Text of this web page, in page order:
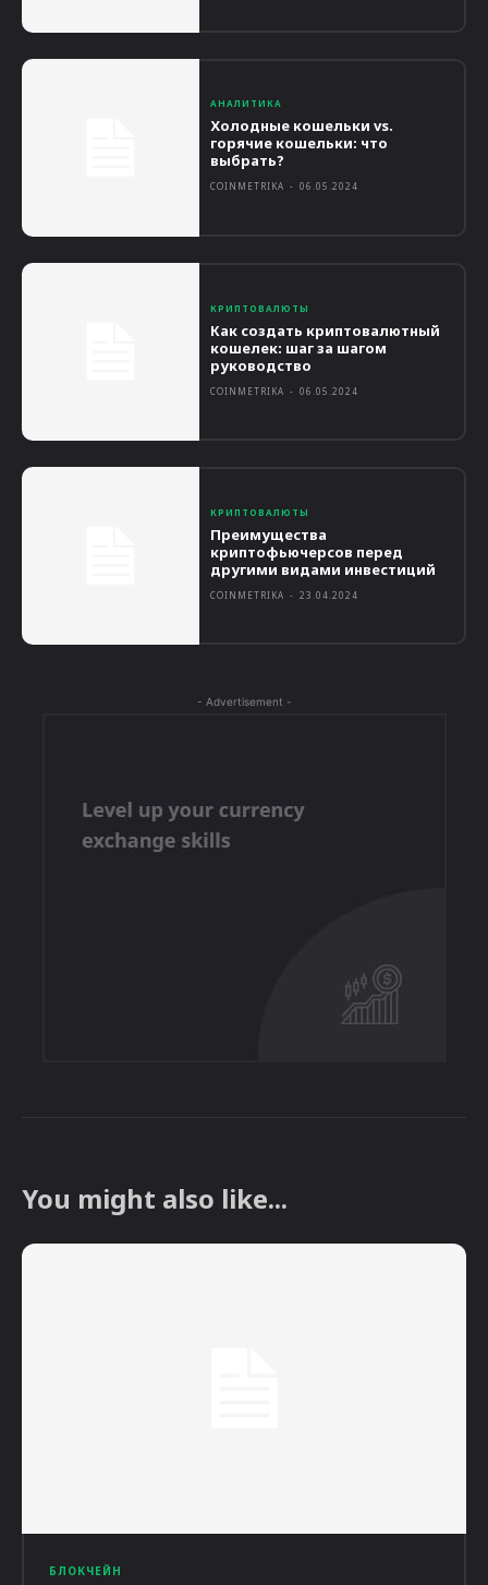
АНАЛИТИКА
Холодные кошельки vs.
горячие кошельки: что
выбрать?
COINMETRIKA - 06.05.2024
КРИПТОВАЛЮТЫ
Как создать криптовалютный
кошелек: шаг за шагом
руководство
COINMETRIKA - 06.05.2024
КРИПТОВАЛЮТЫ
Преимущества
криптофьючерсов перед
другими видами инвестиций
COINMETRIKA - 23.04.2024
- Advertisement -
You might also like...
БЛОКЧЕЙН